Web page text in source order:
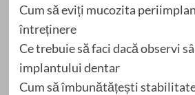
Cum să eviți mucozita
întreținere
Ce trebuie să faci dacă observi
implantului dentar
Cum să îmbunătățești